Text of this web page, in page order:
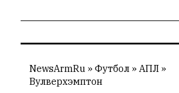
РЕКЛАМА
NewsArmRu » Футбол » AПЛ »
Вулверхэмптон